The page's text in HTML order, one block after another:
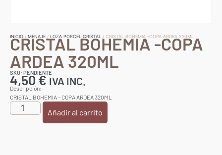
INICIO / MENAJE / LOZA PORCEL CRISTAL / CRISTAL BOHEMIA -COPA ARDEA 320ML
CRISTAL BOHEMIA -COPA
ARDEA 320ML
SKU: PENDIENTE
4,50€ IVA INC.
Descripción:
CRISTAL BOHEMIA – COPA ARDEA 320ML
Añadir al carrito